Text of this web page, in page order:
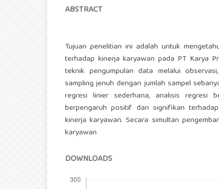
ABSTRACT
Tujuan penelitian ini adalah untuk
terhadap kinerja karyawan pada PT Karya
teknik pengumpulan data melalui
sampling jenuh dengan jumlah sampel
regresi linier sederhana, analisis regresi
berpengaruh positif dan signifikan
kinerja karyawan. Secara simultan
karyawan
DOWNLOADS